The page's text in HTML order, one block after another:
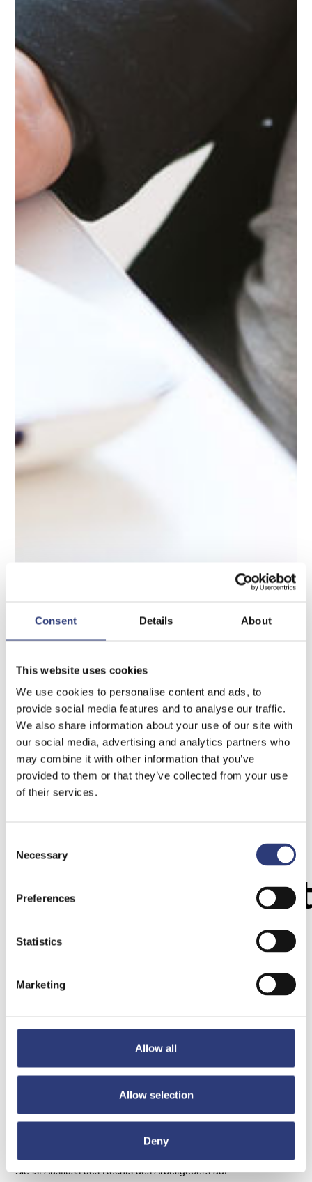
Consent Details About
This website uses cookies
We use cookies to personalise content and ads, to
provide social media features and to analyse our traffic.
We also share information about your use of our site with
our social media, advertising and analytics partners who
may combine it with other information that you’ve
provided to them or that they’ve collected from your use
of their services.
Selection
Necessary
Preferences
Statistics
Marketing
Allow all
Allow selection
Deny
Über die
Möglichkeit der
Kündigung
trotz
Rain Natalie Köhler und stud. iur. Lea Deger
dieser eine Ausnahme. In diesem Fall findet sich die Ausnahme
in dem zweiten Absatz desselben Paragraphen.
Gemäß § 17 II MuSchG kann in besonderen Fällen, welche
Zusammenhang stehen, die dafür zuständige oberste
Landesbehörde die Kündigung für zulässig erklären. Die
Sie ist Ausfluss des Rechts des Arbeitgebers auf